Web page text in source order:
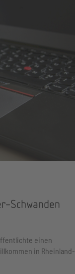
Schwanden
einen
in Rheinland-